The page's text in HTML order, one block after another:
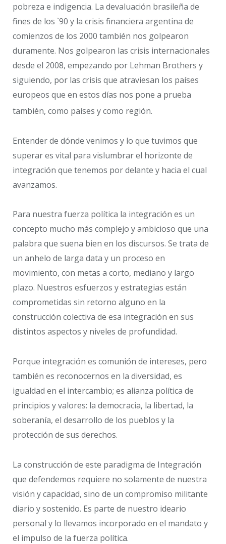
pobreza e indigencia. La devaluación brasileña de
fines de los `90 y la crisis financiera argentina de
comienzos de los 2000 también nos golpearon
duramente. Nos golpearon las crisis internacionales
desde el 2008, empezando por Lehman Brothers y
siguiendo, por las crisis que atraviesan los países
europeos que en estos días nos pone a prueba
también, como países y como región.
Entender de dónde venimos y lo que tuvimos que
superar es vital para vislumbrar el horizonte de
integración que tenemos por delante y hacia el cual
avanzamos.
Para nuestra fuerza política la integración es un
concepto mucho más complejo y ambicioso que una
palabra que suena bien en los discursos. Se trata de
un anhelo de larga data y un proceso en
movimiento, con metas a corto, mediano y largo
plazo. Nuestros esfuerzos y estrategias están
comprometidas sin retorno alguno en la
construcción colectiva de esa integración en sus
distintos aspectos y niveles de profundidad.
Porque integración es comunión de intereses, pero
también es reconocernos en la diversidad, es
igualdad en el intercambio; es alianza política de
principios y valores: la democracia, la libertad, la
soberanía, el desarrollo de los pueblos y la
protección de sus derechos.
La construcción de este paradigma de Integración
que defendemos requiere no solamente de nuestra
visión y capacidad, sino de un compromiso militante
diario y sostenido. Es parte de nuestro ideario
personal y lo llevamos incorporado en el mandato y
el impulso de la fuerza política.